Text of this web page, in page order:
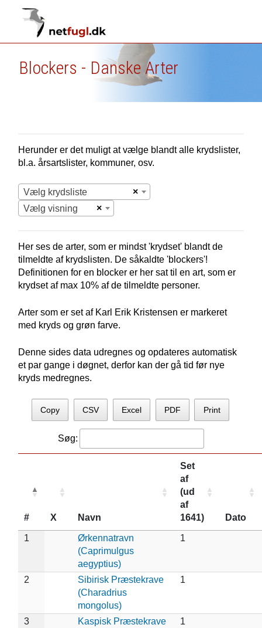
Blockers - Danske Arter
Herunder er det muligt at vælge blandt alle krydslister,
bl.a. årsartslister, kommuner, osv.
×
Vælg krydsliste
×
Vælg visning
Her ses de arter, som er mindst 'krydset' blandt de
tilmeldte af krydslisten. De såkaldte 'blockers'!
Definitionen for en blocker er her sat til en art, som er
krydset af max 10% af de tilmeldte personer.
Arter som er set af Karl Erik Kristensen er markeret
med kryds og grøn farve.
Denne sides data udregnes og opdateres automatisk
et par gange i døgnet, derfor kan der gå tid før nye
kryds medregnes.
Copy CSV Excel PDF Print
Søg:
# X Navn
Set
af
(ud
af
1641)
Dato
1
Ørkennatravn
(Caprimulgus
aegyptius)
1
2
Sibirisk Præstekrave
(Charadrius
mongolus)
1
3
Kaspisk Præstekrave
1